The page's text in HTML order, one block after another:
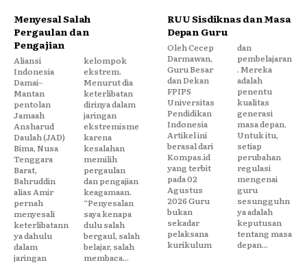
Menyesal Salah
Pergaulan dan
Pengajian
Aliansi
Indonesia
Damai–
Mantan
pentolan
Jamaah
Ansharud
Daulah (JAD)
Bima, Nusa
Tenggara
Barat,
Bahruddin
alias Amir
pernah
menyesali
keterlibatann
ya dahulu
dalam
jaringan
kelompok
ekstrem.
Menurut dia
keterlibatan
dirinya dalam
jaringan
ekstremisme
karena
kesalahan
memilih
pergaulan
dan pengajian
keagamaan.
“Penyesalan
saya kenapa
dulu salah
bergaul, salah
belajar, salah
membaca...
RUU Sisdiknas dan Masa
Depan Guru
Oleh Cecep
Darmawan,
Guru Besar
dan Dekan
FPIPS
Universitas
Pendidikan
Indonesia
Artikel ini
berasal dari
Kompas.id
yang terbit
pada 02
Agustus
2026 Guru
bukan
sekadar
pelaksana
kurikulum
dan
pembelajaran
. Mereka
adalah
penentu
kualitas
generasi
masa depan.
Untuk itu,
setiap
perubahan
regulasi
mengenai
guru
sesungguhn
ya adalah
keputusan
tentang masa
depan...